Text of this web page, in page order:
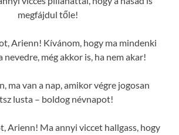
megfájdul tőle!
Arienn! Kívánom, hogy ma mindenki
nevedre, még akkor is, ha nem akar!
ma van a nap, amikor végre jogosan
lusta – boldog névnapot!
Arienn! Ma annyi viccet hallgass, hogy